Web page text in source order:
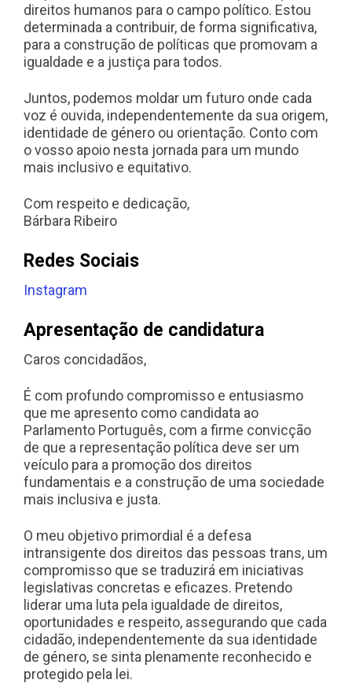
direitos humanos para o campo político. Estou
determinada a contribuir, de forma significativa,
para a construção de políticas que promovam a
igualdade e a justiça para todos.
Juntos, podemos moldar um futuro onde cada
voz é ouvida, independentemente da sua origem,
identidade de género ou orientação. Conto com
o vosso apoio nesta jornada para um mundo
mais inclusivo e equitativo.
Com respeito e dedicação,
Bárbara Ribeiro
Redes Sociais
Instagram
Apresentação de candidatura
Caros concidadãos,
É com profundo compromisso e entusiasmo
que me apresento como candidata ao
Parlamento Português, com a firme convicção
de que a representação política deve ser um
veículo para a promoção dos direitos
fundamentais e a construção de uma sociedade
mais inclusiva e justa.
O meu objetivo primordial é a defesa
intransigente dos direitos das pessoas trans, um
compromisso que se traduzirá em iniciativas
legislativas concretas e eficazes. Pretendo
liderar uma luta pela igualdade de direitos,
oportunidades e respeito, assegurando que cada
cidadão, independentemente da sua identidade
de género, se sinta plenamente reconhecido e
protegido pela lei.